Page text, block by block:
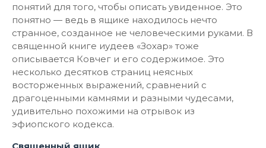
понятий для того, чтобы описать увиденное. Это
понятно — ведь в ящике находилось нечто
странное, созданное не человеческими руками. В
священной книге иудеев «Зохар» тоже
описывается Ковчег и его содержимое. Это
несколько десятков страниц неясных
восторженных выражений, сравнений с
драгоценными камнями и разными чудесами,
удивительно похожими на отрывок из
эфиопского кодекса.